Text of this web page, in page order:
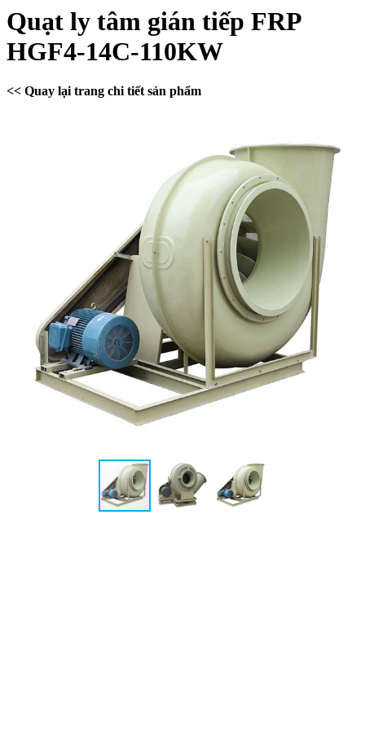
Quạt ly tâm gián tiếp FRP
HGF4-14C-110KW
<< Quay lại trang chi tiết sản phẩm